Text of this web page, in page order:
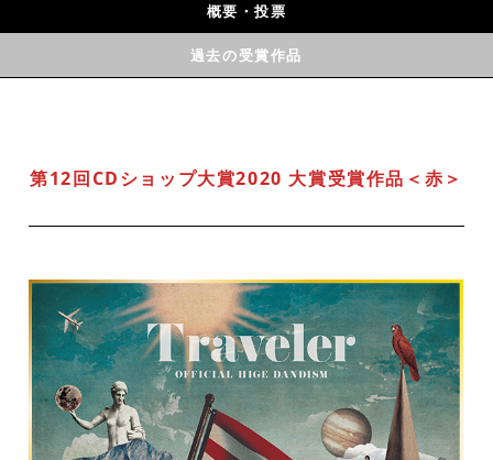
概要・投票
過去の受賞作品
第12回CDショップ大賞2020 大賞受賞作品＜赤＞